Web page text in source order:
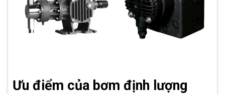
Ưu điểm của bơm định lượng